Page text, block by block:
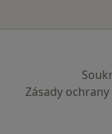
Zásady